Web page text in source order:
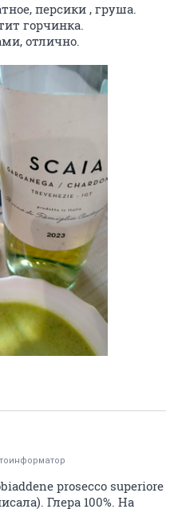
персики , груша.
горчинка.
отлично.
prosecco superiore
Глера 100%. На